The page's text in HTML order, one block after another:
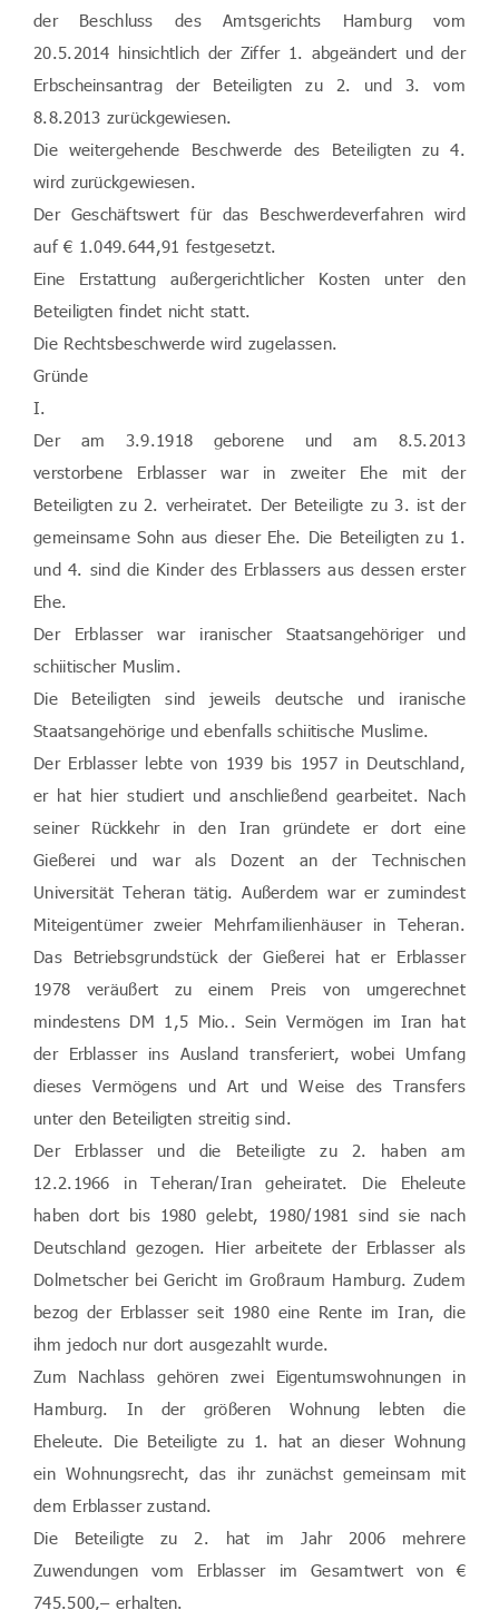
der Beschluss des Amtsgerichts Hamburg vom
20.5.2014 hinsichtlich der Ziffer 1. abgeändert und der
Erbscheinsantrag der Beteiligten zu 2. und 3. vom
8.8.2013 zurückgewiesen.
Die weitergehende Beschwerde des Beteiligten zu 4.
wird zurückgewiesen.
Der Geschäftswert für das Beschwerdeverfahren wird
auf € 1.049.644,91 festgesetzt.
Eine Erstattung außergerichtlicher Kosten unter den
Beteiligten findet nicht statt.
Die Rechtsbeschwerde wird zugelassen.
Gründe
I.
Der am 3.9.1918 geborene und am 8.5.2013
verstorbene Erblasser war in zweiter Ehe mit der
Beteiligten zu 2. verheiratet. Der Beteiligte zu 3. ist der
gemeinsame Sohn aus dieser Ehe. Die Beteiligten zu 1.
und 4. sind die Kinder des Erblassers aus dessen erster
Ehe.
Der Erblasser war iranischer Staatsangehöriger und
schiitischer Muslim.
Die Beteiligten sind jeweils deutsche und iranische
Staatsangehörige und ebenfalls schiitische Muslime.
Der Erblasser lebte von 1939 bis 1957 in Deutschland,
er hat hier studiert und anschließend gearbeitet. Nach
seiner Rückkehr in den Iran gründete er dort eine
Gießerei und war als Dozent an der Technischen
Universität Teheran tätig. Außerdem war er zumindest
Miteigentümer zweier Mehrfamilienhäuser in Teheran.
Das Betriebsgrundstück der Gießerei hat er Erblasser
1978 veräußert zu einem Preis von umgerechnet
mindestens DM 1,5 Mio.. Sein Vermögen im Iran hat
der Erblasser ins Ausland transferiert, wobei Umfang
dieses Vermögens und Art und Weise des Transfers
unter den Beteiligten streitig sind.
Der Erblasser und die Beteiligte zu 2. haben am
12.2.1966 in Teheran/Iran geheiratet. Die Eheleute
haben dort bis 1980 gelebt, 1980/1981 sind sie nach
Deutschland gezogen. Hier arbeitete der Erblasser als
Dolmetscher bei Gericht im Großraum Hamburg. Zudem
bezog der Erblasser seit 1980 eine Rente im Iran, die
ihm jedoch nur dort ausgezahlt wurde.
Zum Nachlass gehören zwei Eigentumswohnungen in
Hamburg. In der größeren Wohnung lebten die
Eheleute. Die Beteiligte zu 1. hat an dieser Wohnung
ein Wohnungsrecht, das ihr zunächst gemeinsam mit
dem Erblasser zustand.
Die Beteiligte zu 2. hat im Jahr 2006 mehrere
Zuwendungen vom Erblasser im Gesamtwert von €
745.500,– erhalten.